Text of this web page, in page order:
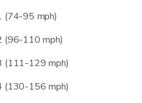
(74-95 mph)
(96-110 mph)
(111-129 mph)
(130-156 mph)